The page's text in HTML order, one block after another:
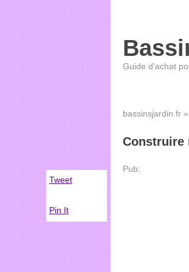
Guide d'achat
bassinsjardin.fr»
Construire
Pub:
Tweet
Pin It